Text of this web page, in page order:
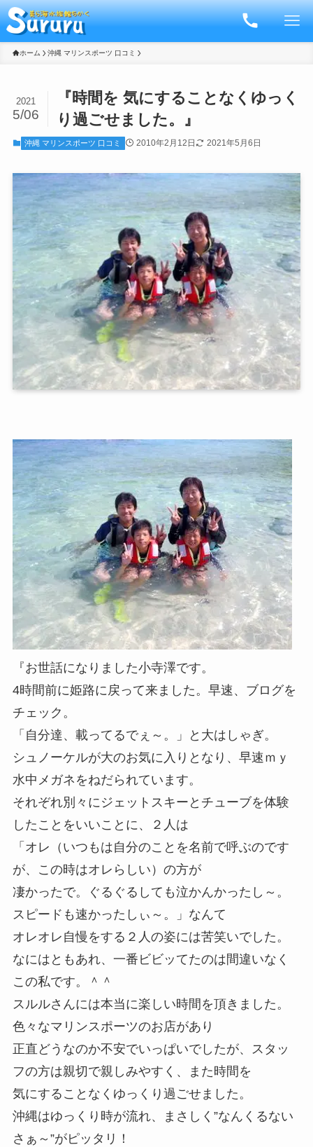
ホーム 沖縄 マリンスポーツ 口コミ
『時間を 気にすることなくゆっく
り過ごせました。』
2021
5/06
沖縄 マリンスポーツ 口コミ 2010年2月12日 2021年5月6日
『お世話になりました小寺澤です。
4時間前に姫路に戻って来ました。早速、ブログを
チェック。
「自分達、載ってるでぇ～。」と大はしゃぎ。
シュノーケルが大のお気に入りとなり、早速ｍｙ
水中メガネをねだられています。
それぞれ別々にジェットスキーとチューブを体験
したことをいいことに、２人は
「オレ（いつもは自分のことを名前で呼ぶのです
が、この時はオレらしい）の方が
凄かったで。ぐるぐるしても泣かんかったし～。
スピードも速かったしぃ～。」なんて
オレオレ自慢をする２人の姿には苦笑いでした。
なにはともあれ、一番ビビッてたのは間違いなく
この私です。＾＾
スルルさんには本当に楽しい時間を頂きました。
色々なマリンスポーツのお店があり
正直どうなのか不安でいっぱいでしたが、スタッ
フの方は親切で親しみやすく、また時間を
気にすることなくゆっくり過ごせました。
沖縄はゆっくり時が流れ、まさしく”なんくるない
さぁ～”がピッタリ！